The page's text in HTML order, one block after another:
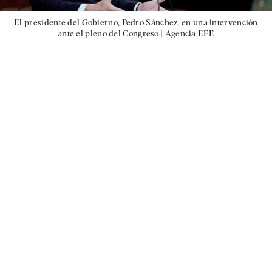
El presidente del Gobierno, Pedro Sánchez, en una intervención
ante el pleno del Congreso | Agencia EFE